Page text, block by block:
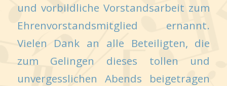
und vorbildliche Vorstandsarbeit zum
Ehrenvorstandsmitglied ernannt.
Vielen Dank an alle Beteiligten, die
zum Gelingen dieses tollen und
unvergesslichen Abends beigetragen